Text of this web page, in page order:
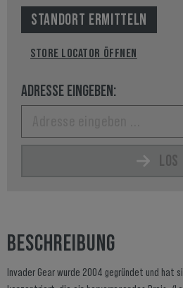
STANDORT ERMITTELN
STORE LOCATOR ÖFFNEN
ADRESSE EINGEBEN:
LOS
BESCHREIBUNG
Invader Gear wurde 2004 gegründet und hat